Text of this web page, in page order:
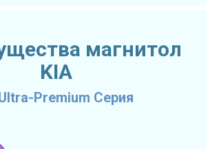
магнитол
KIA
Premium Серия